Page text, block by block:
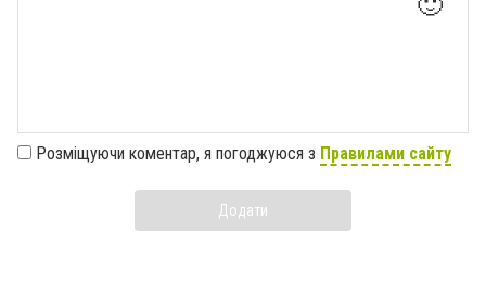
Розміщуючи коментар, я погоджуюся з Правилами сайту
Додати